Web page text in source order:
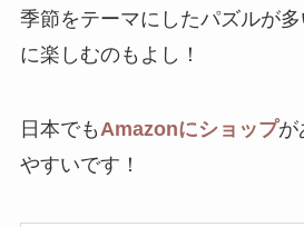
季節をテーマにしたパズルが
に楽しむのもよし！
日本でもAmazonにショップが
やすいです！